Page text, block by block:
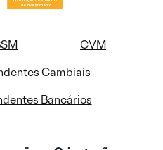
CVM
Cambiais
Bancários